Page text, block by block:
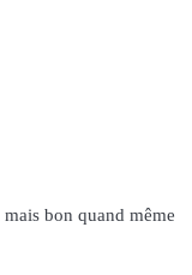
bon quand même